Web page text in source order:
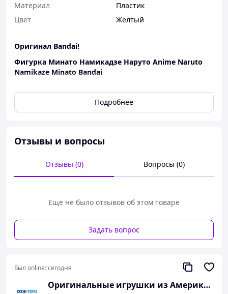
Материал
Пластик
Цвет
Желтый
Оригинал Bandai!
Фигурка Минато Намикадзе Наруто Anime Naruto
Namikaze Minato Bandai
бывшим 4-м Хокаге и отцом Наруто. Минато встретил
раннюю смерть, защищая деревню от Девятихвостого
запечатать чакру Девятихвостого. Он запечатал
половину в себе, а другую половину в Наруто.
Характеристика и описание:
Поставляется в премиальной упаковке,
искусства
Детализированная и изумительно оформленная
фигура позволяет воссоздать культовые моменты
Более 16-ти подвижных точек артикуляции. Эта
Аксессуары сменных кистей и предмета
Высота 16 см
Подробнее
Отзывы и вопросы
Отзывы (0) Вопросы (0)
Еще не было отзывов об этом товаре
Задать вопрос
Был online:сегодня
Оригинальные игрушки из Америки и Японии